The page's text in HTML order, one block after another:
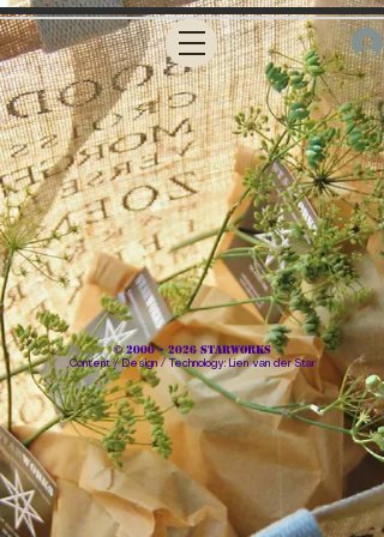
De winkel is gesloten i.v.m. onderhoud
©2000 - 2026 STARWORKS
Content / Design / Technology: Lien van der Star